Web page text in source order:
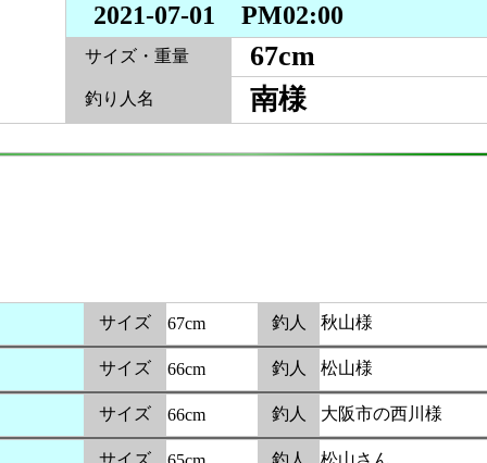
2021-07-01 PM02:00
サイズ・重量 67cm
釣り人名 南様
サイズ 67cm 釣人 秋山様
サイズ 66cm 釣人 松山様
サイズ 66cm 釣人 大阪市の西川様
サイズ 釣人 松山さん